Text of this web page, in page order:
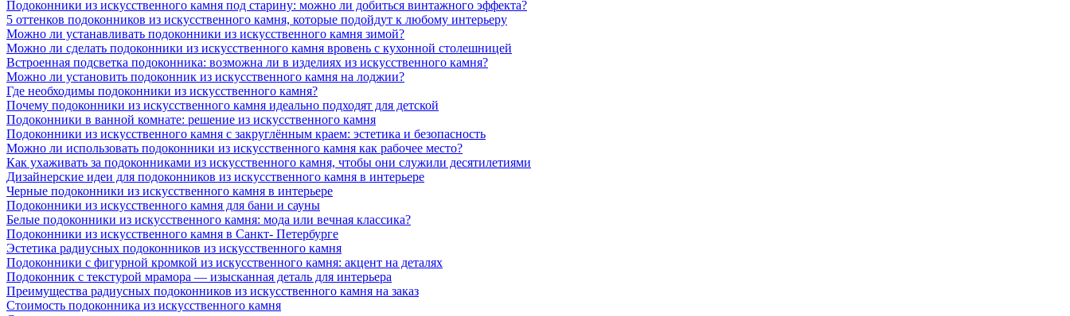
Подоконники из искусственного камня под старину: можно ли добиться винтажного эффекта?
5 оттенков подоконников из искусственного камня, которые подойдут к любому интерьеру
Можно ли устанавливать подоконники из искусственного камня зимой?
Можно ли сделать подоконники из искусственного камня вровень с кухонной столешницей
Встроенная подсветка подоконника: возможна ли в изделиях из искусственного камня?
Можно ли установить подоконник из искусственного камня на лоджии?
Где необходимы подоконники из искусственного камня?
Почему подоконники из искусственного камня идеально подходят для детской
Подоконники в ванной комнате: решение из искусственного камня
Подоконники из искусственного камня с закруглённым краем: эстетика и безопасность
Можно ли использовать подоконники из искусственного камня как рабочее место?
Как ухаживать за подоконниками из искусственного камня, чтобы они служили десятилетиями
Дизайнерские идеи для подоконников из искусственного камня в интерьере
Черные подоконники из искусственного камня в интерьере
Подоконники из искусственного камня для бани и сауны
Белые подоконники из искусственного камня: мода или вечная классика?
Подоконники из искусственного камня в Санкт- Петербурге
Эстетика радиусных подоконников из искусственного камня
Подоконники с фигурной кромкой из искусственного камня: акцент на деталях
Подоконник с текстурой мрамора — изысканная деталь для интерьера
Преимущества радиусных подоконников из искусственного камня на заказ
Стоимость подоконника из искусственного камня